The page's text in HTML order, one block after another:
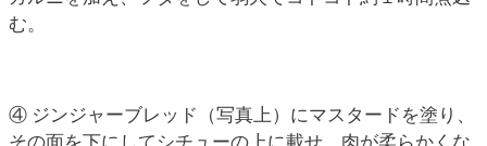
む。
④ ジンジャーブレッド（写真上）にマスタードを塗り、
その面を下にしてシチューの上に載せ、肉が柔らかくな